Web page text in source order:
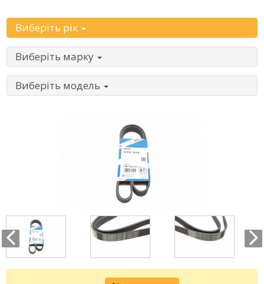
Виберіть рік
Виберіть марку
Виберіть модель